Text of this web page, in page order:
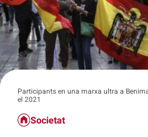
Participants en una marxa ultra a
el 2021
Societat